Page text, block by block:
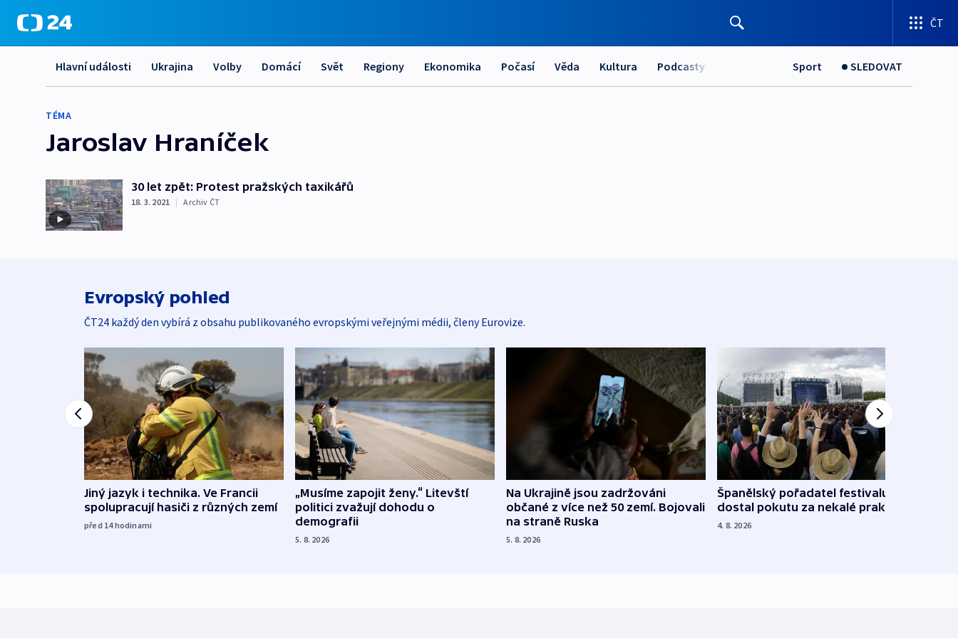
ČT
Hlavní události Ukrajina Volby Domácí Svět Regiony Ekonomika Počasí Věda Kultura Podcasty Sport SLEDOVAT
TÉMA
Jaroslav Hraníček
30 let zpět: Protest pražských taxikářů
18. 3. 2021 | Archiv ČT
Evropský pohled
ČT24 každý den vybírá z obsahu publikovaného evropskými veřejnými médii, členy Eurovize.
Jiný jazyk i technika. Ve Francii
spolupracují hasiči z různých zemí
před 14hodinami
„Musíme zapojit ženy.“ Litevští
politici zvažují dohodu o
demografii
5. 8. 2026
Na Ukrajině jsou zadržováni
občané z více než 50 zemí. Bojovali
na straně Ruska
5. 8. 2026
Španělský pořadatel festivalu
dostal pokutu za nekalé praktiky
4. 8. 2026